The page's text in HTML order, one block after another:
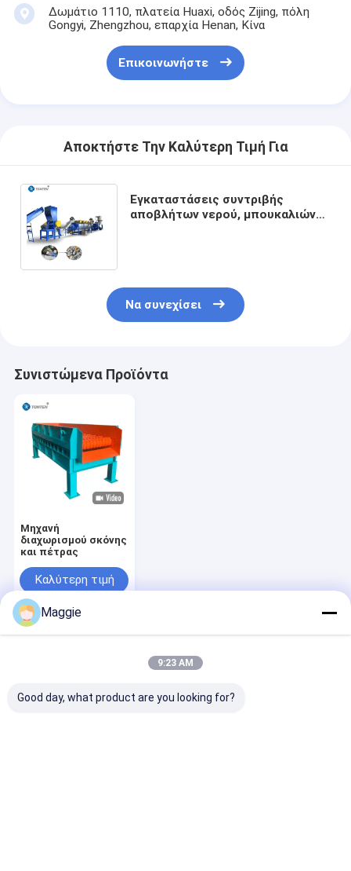
Δωμάτιο 1110, πλατεία Huaxi, οδός Zijing, πόλη
Gongyi, Zhengzhou, επαρχία Henan, Κίνα
Επικοινωνήστε
Αποκτήστε Την Καλύτερη Τιμή Για
Εγκαταστάσεις συντριβής
αποβλήτων νερού, μπουκαλιών
Να συνεχίσει
Συνιστώμενα Προϊόντα
Μηχανή
διαχωρισμού σκόνης
και πέτρας
Καλύτερη τιμή
Αρχική Σελίδα Περίπου εμείς
Desktop Site
Πολιτική μυστικότητας
All Rights Reserved.
Maggie
9:23 AM
Good day, what product are you looking for?